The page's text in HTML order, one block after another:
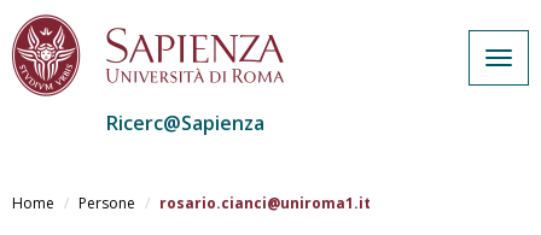
al
Ricerc@Sapienza
Home Persone rosario.cianci@uniroma1.it